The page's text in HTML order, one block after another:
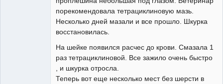
порекомендовала тетрациклиновую мазь.
Несколько дней мазали и все прошло. Шкурка
восстановилась.
На шейке появился расчес до крови. Смазала 1
раз тетрациклиновой. Все зажило очень быстро
, и шкурка отросла.
Теперь вот еще несколько мест без шерсти в